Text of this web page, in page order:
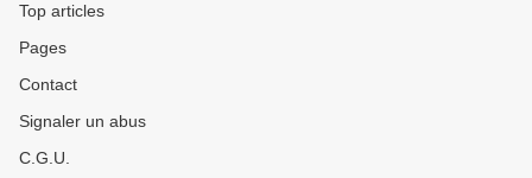
''la panique morale'';4) shs.cairn.info,
Pierre De Visscher : ''Craintes, peurs,
insécurités''
Top articles
Pages
Contact
Signaler un abus
C.G.U.